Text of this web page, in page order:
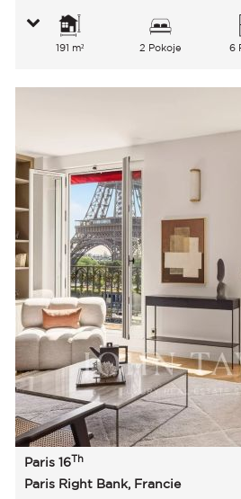
191 m² 2 Pokoje 6
Paris 16Th
Paris Right Bank, Francie